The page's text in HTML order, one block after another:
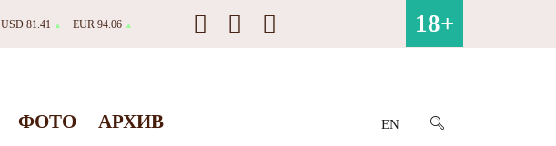
USD 81.41 ▲ EUR 94.06 ▲ 18+
ФОТО АРХИВ EN